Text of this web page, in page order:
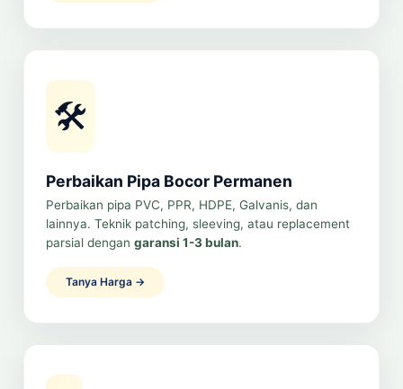
🛠️
Perbaikan Pipa Bocor Permanen
Perbaikan pipa PVC, PPR, HDPE, Galvanis, dan
lainnya. Teknik patching, sleeving, atau replacement
parsial dengan garansi 1-3 bulan.
Tanya Harga →